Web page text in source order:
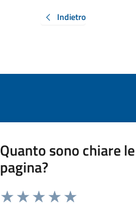
Indietro
Quanto sono chiare
pagina?
Valuta da 1 a 5 stelle la pagina